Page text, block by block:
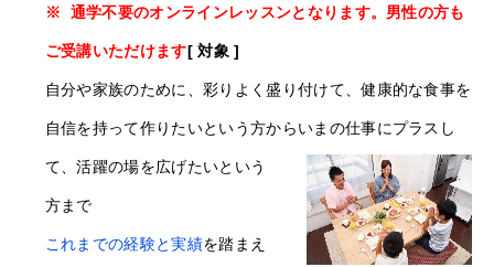
※ 通学不要のオンラインレッスンとなります。男性の方も
ご受講いただけます[ 対象 ]
自分や家族のために、彩りよく盛り付けて、健康的な食事を
自信を持って作りたいという方からいまの仕事にプラスし
て、活躍の場を広げたいという
方まで
これまでの経験と実績を踏まえ